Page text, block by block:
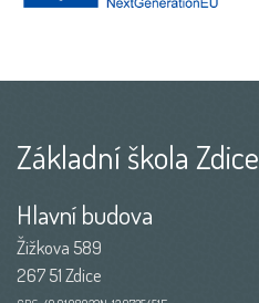
Základní škola Zdice
Hlavní budova
Žižkova 589
267 51 Zdice